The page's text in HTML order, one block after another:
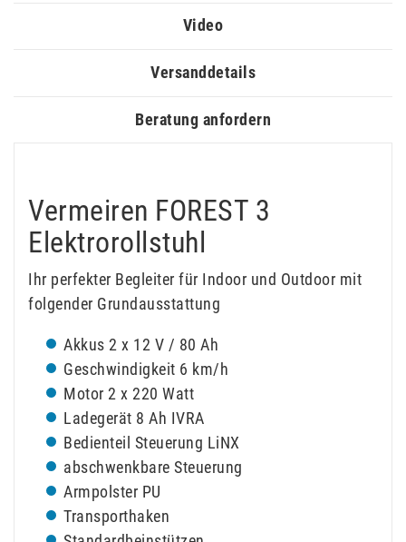
Video
Versanddetails
Beratung anfordern
Vermeiren FOREST 3
Elektrorollstuhl
Ihr perfekter Begleiter für Indoor und Outdoor mit
folgender Grundausstattung
Akkus 2 x 12 V / 80 Ah
Geschwindigkeit 6 km/h
Motor 2 x 220 Watt
Ladegerät 8 Ah IVRA
Bedienteil Steuerung LiNX
abschwenkbare Steuerung
Armpolster PU
Transporthaken